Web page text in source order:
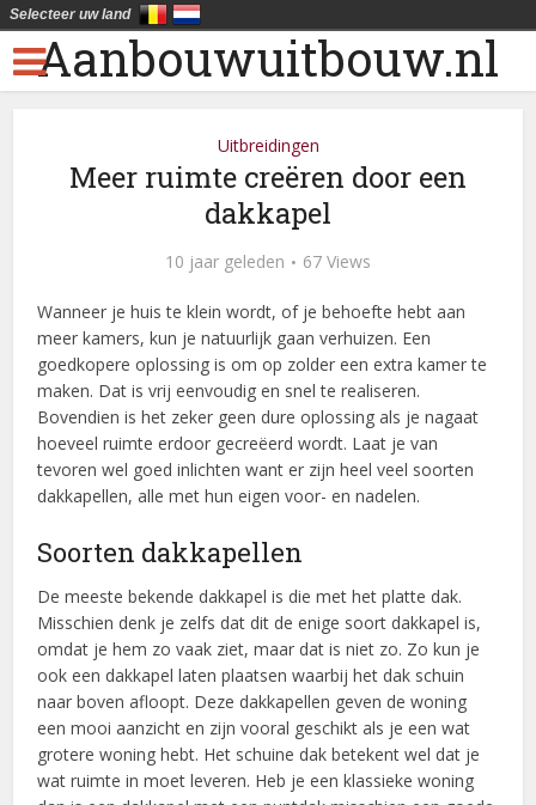
Aanbouwuitbouw.nl
Uitbreidingen
Meer ruimte creëren door een
dakkapel
10 jaar geleden 67 Views
Wanneer je huis te klein wordt, of je behoefte hebt aan
meer kamers, kun je natuurlijk gaan verhuizen. Een
goedkopere oplossing is om op zolder een extra kamer te
maken. Dat is vrij eenvoudig en snel te realiseren.
Bovendien is het zeker geen dure oplossing als je nagaat
hoeveel ruimte erdoor gecreëerd wordt. Laat je van
tevoren wel goed inlichten want er zijn heel veel soorten
dakkapellen, alle met hun eigen voor- en nadelen.
Soorten dakkapellen
De meeste bekende dakkapel is die met het platte dak.
Misschien denk je zelfs dat dit de enige soort dakkapel is,
omdat je hem zo vaak ziet, maar dat is niet zo. Zo kun je
ook een dakkapel laten plaatsen waarbij het dak schuin
naar boven afloopt. Deze dakkapellen geven de woning
een mooi aanzicht en zijn vooral geschikt als je een wat
grotere woning hebt. Het schuine dak betekent wel dat je
wat ruimte in moet leveren. Heb je een klassieke woning
Selecteer uw land